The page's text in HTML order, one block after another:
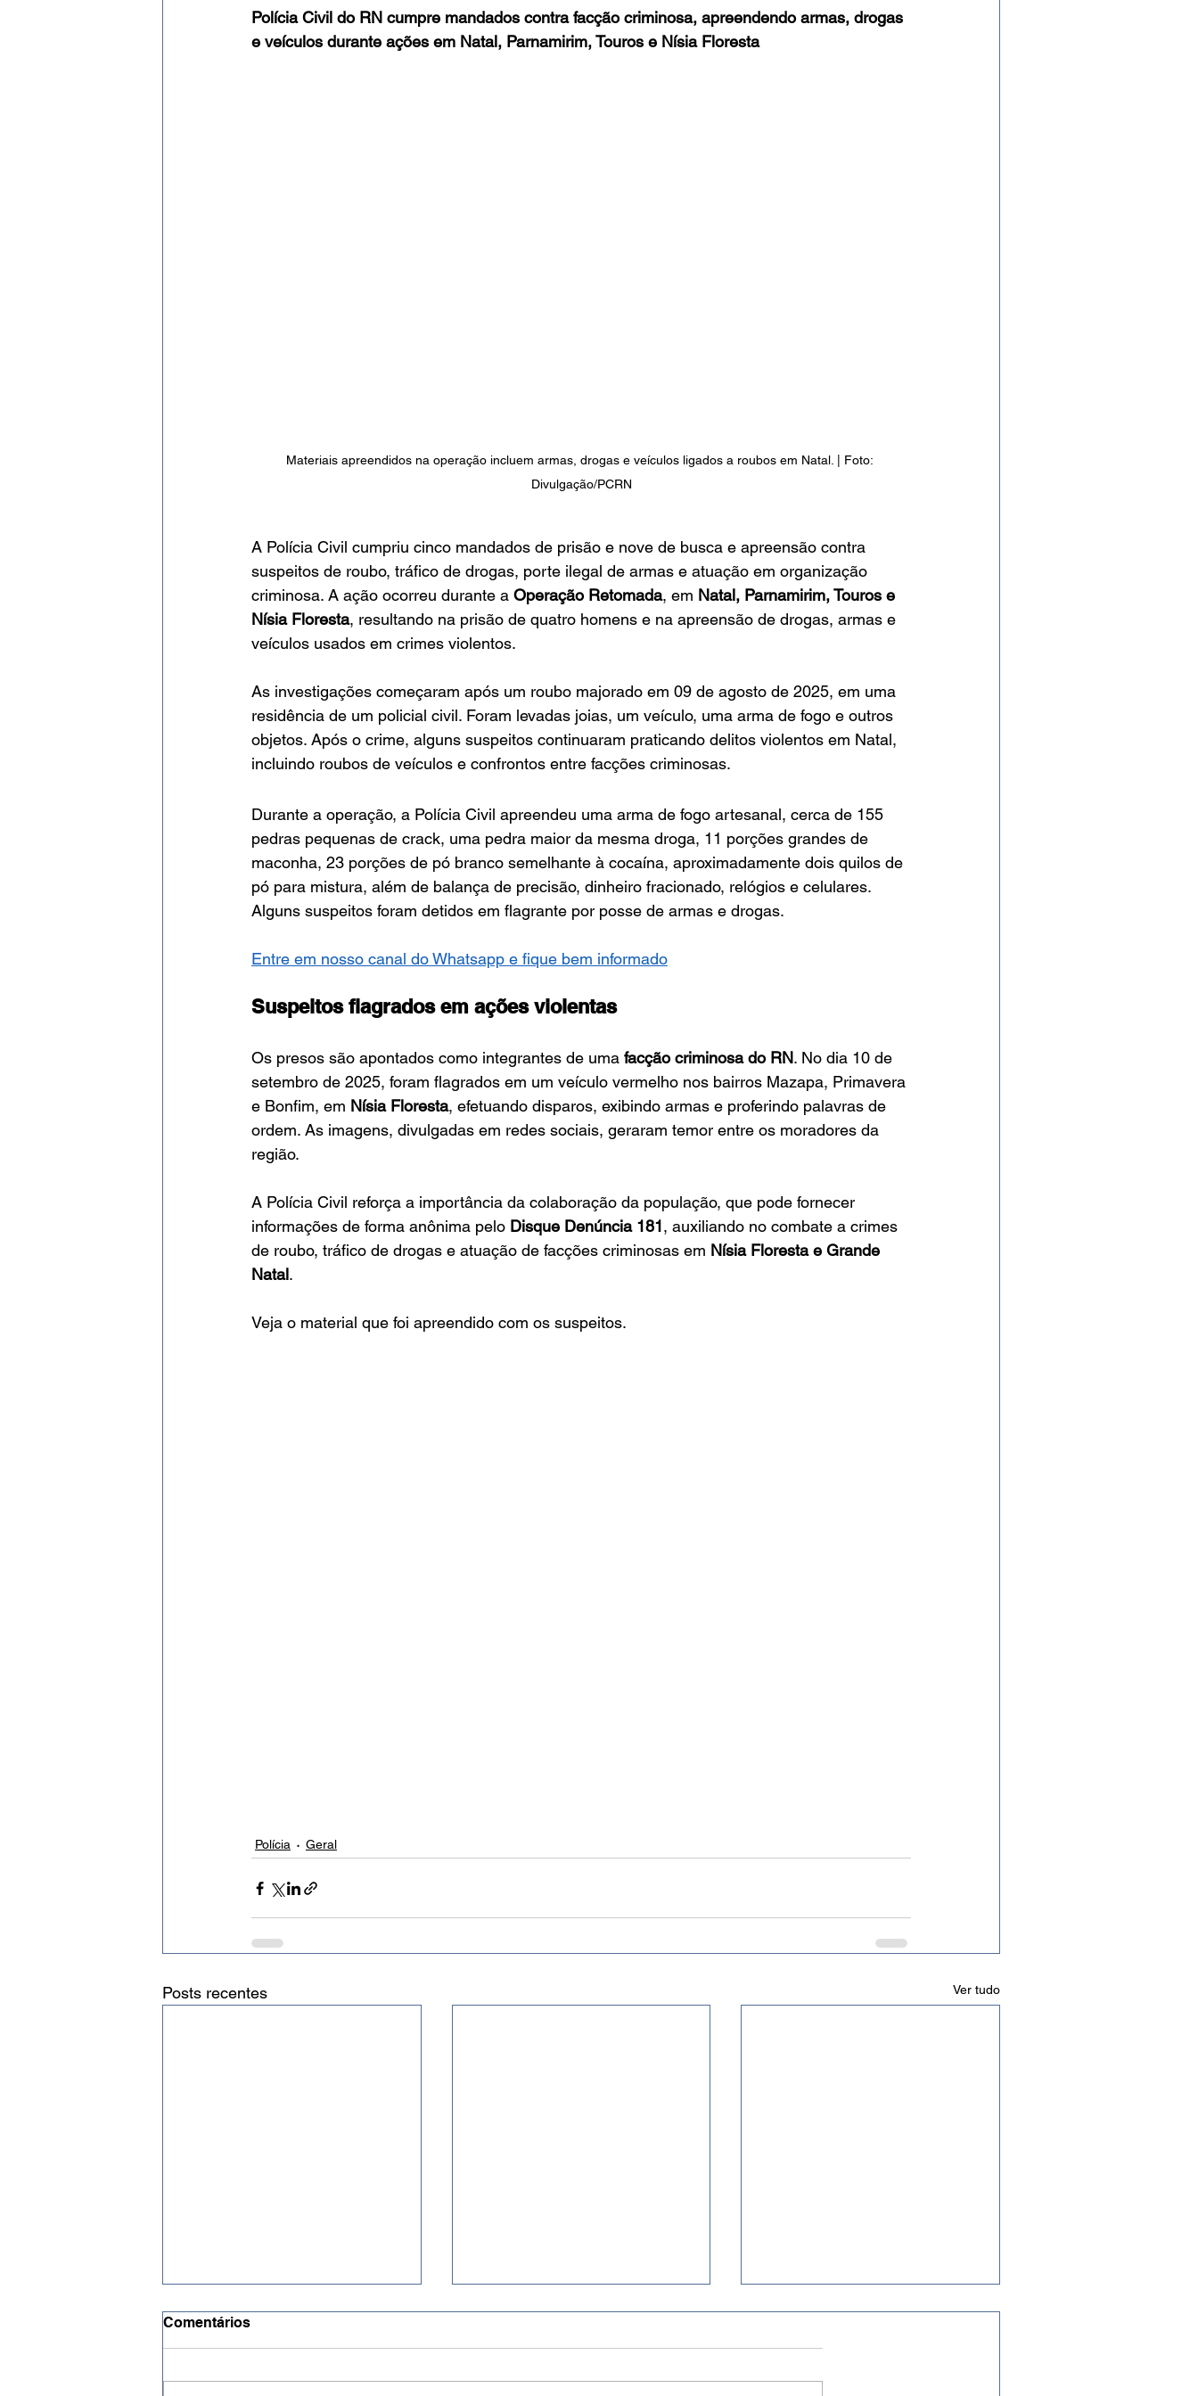
Polícia Civil do RN cumpre mandados contra facção criminosa, apreendendo armas, drogas
e veículos durante ações em Natal, Parnamirim, Touros e Nísia Floresta
Materiais apreendidos na operação incluem armas, drogas e veículos ligados a roubos em Natal. | Foto:
Divulgação/PCRN
A Polícia Civil cumpriu cinco mandados de prisão e nove de busca e apreensão contra
suspeitos de roubo, tráfico de drogas, porte ilegal de armas e atuação em organização
criminosa. A ação ocorreu durante a Operação Retomada, em Natal, Parnamirim, Touros e
Nísia Floresta, resultando na prisão de quatro homens e na apreensão de drogas, armas e
veículos usados em crimes violentos.
As investigações começaram após um roubo majorado em 09 de agosto de 2025, em uma
residência de um policial civil. Foram levadas joias, um veículo, uma arma de fogo e outros
objetos. Após o crime, alguns suspeitos continuaram praticando delitos violentos em Natal,
incluindo roubos de veículos e confrontos entre facções criminosas.
Durante a operação, a Polícia Civil apreendeu uma arma de fogo artesanal, cerca de 155
pedras pequenas de crack, uma pedra maior da mesma droga, 11 porções grandes de
maconha, 23 porções de pó branco semelhante à cocaína, aproximadamente dois quilos de
pó para mistura, além de balança de precisão, dinheiro fracionado, relógios e celulares.
Alguns suspeitos foram detidos em flagrante por posse de armas e drogas.
Entre em nosso canal do Whatsapp e fique bem informado
Suspeitos flagrados em ações violentas
Os presos são apontados como integrantes de uma facção criminosa do RN. No dia 10 de
setembro de 2025, foram flagrados em um veículo vermelho nos bairros Mazapa, Primavera
e Bonfim, em Nísia Floresta, efetuando disparos, exibindo armas e proferindo palavras de
ordem. As imagens, divulgadas em redes sociais, geraram temor entre os moradores da
região.
A Polícia Civil reforça a importância da colaboração da população, que pode fornecer
informações de forma anônima pelo Disque Denúncia 181, auxiliando no combate a crimes
de roubo, tráfico de drogas e atuação de facções criminosas em Nísia Floresta e Grande
Natal.
Veja o material que foi apreendido com os suspeitos.
Polícia Geral
Posts recentes Ver tudo
Comentários